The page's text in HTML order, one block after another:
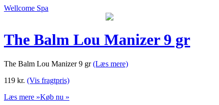
Wellcome Spa
The Balm Lou Manizer 9 gr
The Balm Lou Manizer 9 gr(Læs mere)
119 kr. (Vis fragtpris)
Læs mere »Køb nu »